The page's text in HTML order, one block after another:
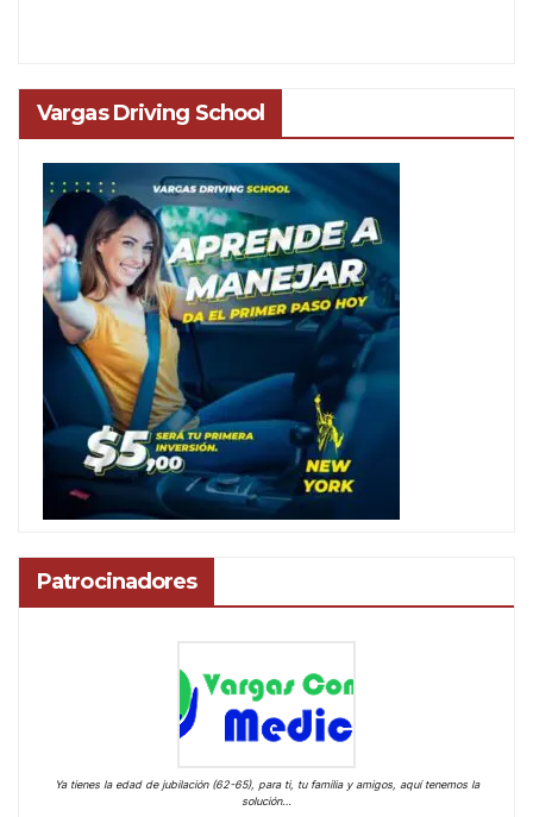
Vargas Driving School
Patrocinadores
Ya tienes la edad de jubilación (62-65), para ti, tu familia y amigos, aquí tenemos la
solución…